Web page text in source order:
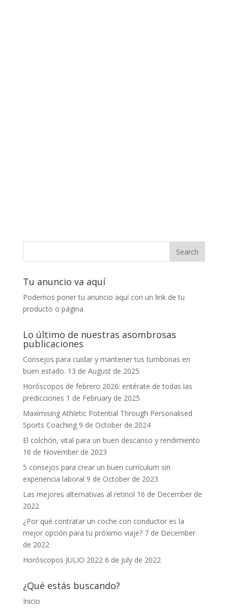
Tu anuncio va aquí
Podemos poner tu anuncio aquí con un link de tu
producto o página
Lo último de nuestras asombrosas
publicaciones
Consejos para cuidar y mantener tus tumbonas en
buen estado. 13 de August de 2025
Horóscopos de febrero 2026: entérate de todas las
predicciones 1 de February de 2025
Maximising Athletic Potential Through Personalised
Sports Coaching 9 de October de 2024
El colchón, vital para un buen descanso y rendimiento
16 de November de 2023
5 consejos para crear un buen currículum sin
experiencia laboral 9 de October de 2023
Las mejores alternativas al retinol 16 de December de
2022
¿Por qué contratar un coche con conductor es la
mejor opción para tu próximo viaje? 7 de December
de 2022
Horóscopos JULIO 2022 6 de July de 2022
¿Qué estás buscando?
Inicio